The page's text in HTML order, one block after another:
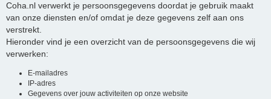
Coha.nl verwerkt je persoonsgegevens doordat je gebruik maakt
van onze diensten en/of omdat je deze gegevens zelf aan ons
verstrekt.
Hieronder vind je een overzicht van de persoonsgegevens die wij
verwerken:
E-mailadres
IP-adres
Gegevens over jouw activiteiten op onze website